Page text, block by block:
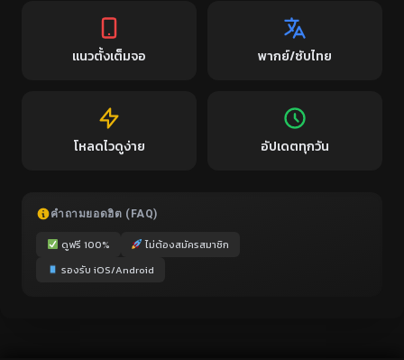
แนวตั้งเต็มจอ พากย์/ซับไทย
โหลดไวดูง่าย อัปเดตทุกวัน
คำถามยอดฮิต (FAQ)
ดูฟรี 100%
ไม่ต้องสมัครสมาชิก
รองรับ iOS/Android